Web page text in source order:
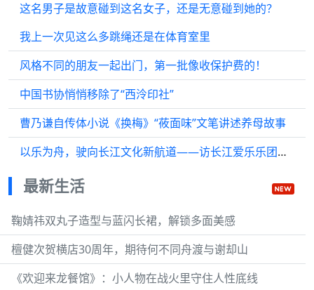
这名男子是故意碰到这名女子，还是无意碰到她的？
我上一次见这么多跳绳还是在体育室里
风格不同的朋友一起出门，第一批像收保护费的！
中国书协悄悄移除了“西泠印社”
曹乃谦自传体小说《换梅》“莜面味”文笔讲述养母故事
以乐为舟，驶向长江文化新航道——访长江爱乐乐团团长王建江
最新生活
鞠婧祎双丸子造型与蓝闪长裙，解锁多面美感
檀健次贺横店30周年，期待何不同舟渡与谢却山
《欢迎来龙餐馆》：小人物在战火里守住人性底线